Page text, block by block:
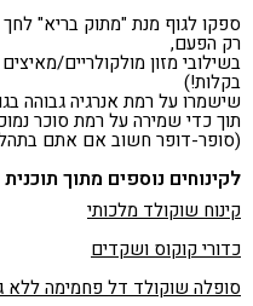
ספקו לגוף מנת "מתוק בריא" לחך
רק הפעם,
בשילובי מזון מולקולריים/
בקלות!)
שישמרו על רמת אנרגיה גבוהה
תוך כדי שמירה על רמת סוכר
(סופר-דופר חשוב אם אתם
לקינוחים נוספים מתוך
קינוח שוקולד מלכותי
כדורי קוקוס ושקדים
סופלה שוקולד דל פחמימה ללא